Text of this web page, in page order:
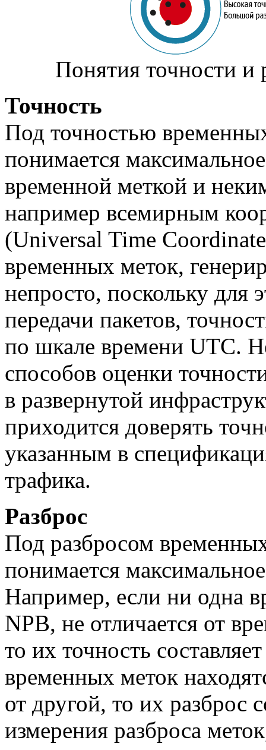
Понятия точности и
Точность
Под точностью
понимается
временной меткой и
например всемирным
(Universal Time
временных меток,
непросто, поскольку для
передачи пакетов,
по шкале времени UTC.
способов оценки
в развернутой
приходится доверять
указанным в
трафика.
Разброс
Под разбросом
понимается
Например, если ни одна
NPB, не отличается от
то их точность
временных меток
от другой, то их разброс
измерения разброса